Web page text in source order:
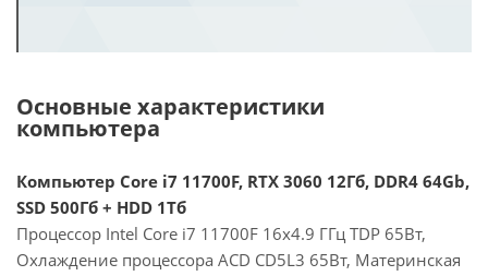
Основные характеристики
компьютера
Компьютер Core i7 11700F, RTX 3060 12Гб, DDR4 64Gb,
SSD 500Гб + HDD 1Тб
Процессор Intel Core i7 11700F 16x4.9 ГГц TDP 65Вт,
Охлаждение процессора ACD CD5L3 65Вт, Материнская